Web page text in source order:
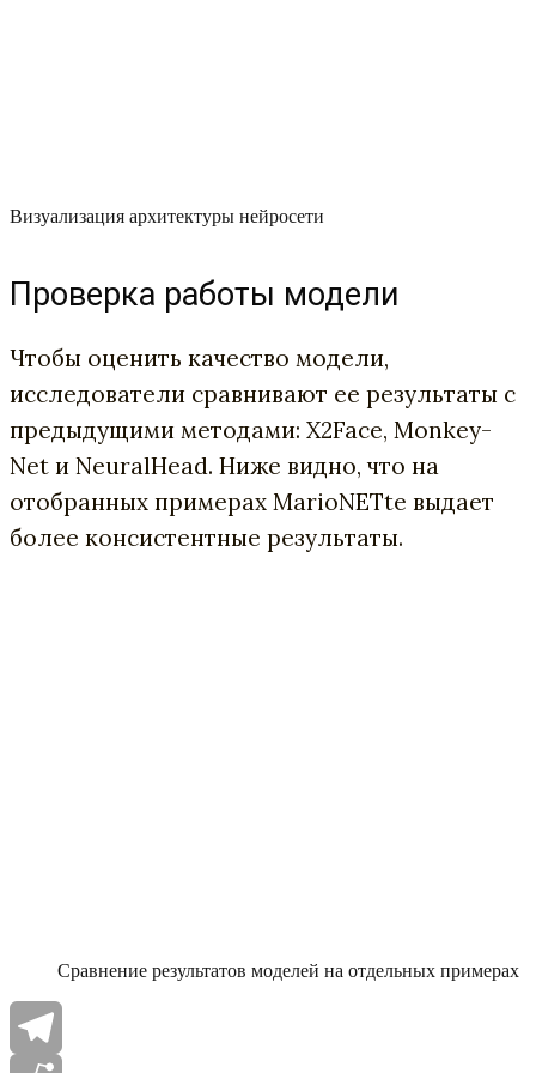
Визуализация архитектуры нейросети
Проверка работы модели
Чтобы оценить качество модели,
исследователи сравнивают ее результаты с
предыдущими методами: X2Face, Monkey-
Net и NeuralHead. Ниже видно, что на
отобранных примерах MarioNETte выдает
более консистентные результаты.
Сравнение результатов моделей на отдельных примерах